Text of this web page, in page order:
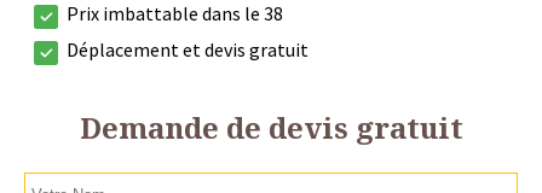
Prix imbattable dans le 38
Déplacement et devis gratuit
Demande de devis gratuit